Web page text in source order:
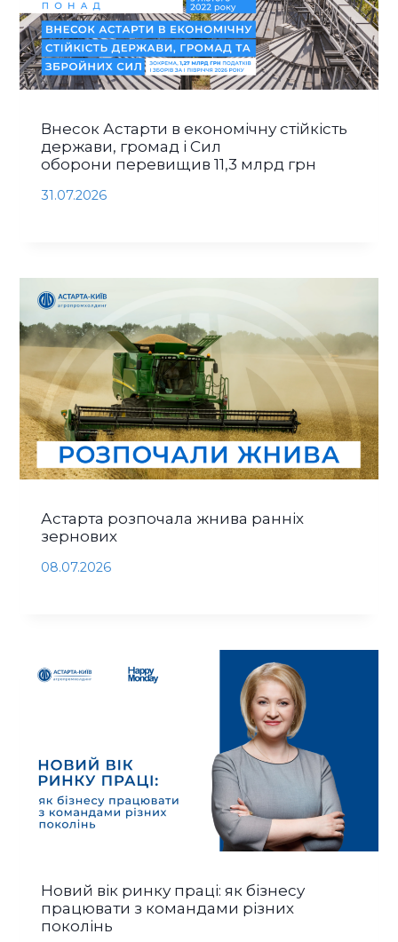
Внесок Астарти в економічну стійкість
держави, громад і Сил
оборони перевищив 11,3 млрд грн
31.07.2026
Астарта розпочала жнива ранніх
зернових
08.07.2026
Новий вік ринку праці: як бізнесу
працювати з командами різних
поколінь